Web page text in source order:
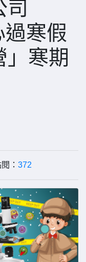
司
過寒假
」寒期
： 372